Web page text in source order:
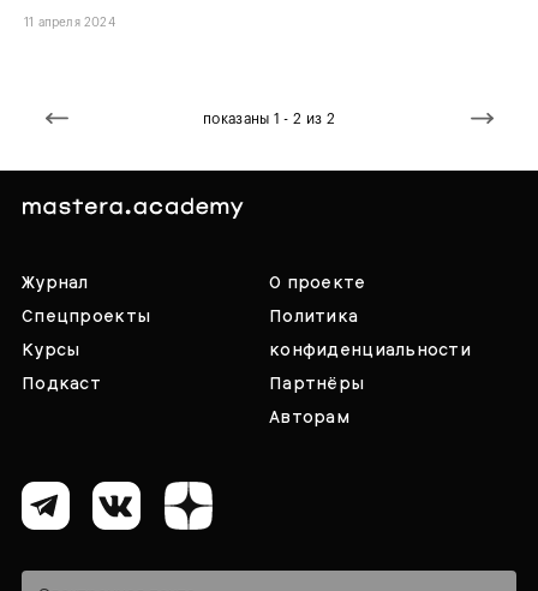
11 апреля 2024
показаны 1 - 2 из 2
Журнал
Спецпроекты
Курсы
Подкаст
О проекте
Политика
конфиденциальности
Партнёры
Авторам